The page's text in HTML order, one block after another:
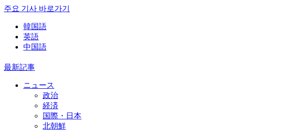
주요 기사 바로가기
韓国語
英語
中国語
最新記事
ニュース
政治
経済
国際・日本
北朝鮮